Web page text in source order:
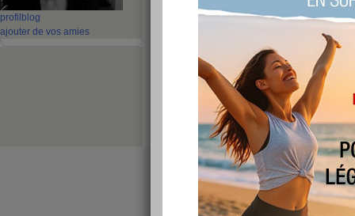
profil blog
ajouter de vos amies
Des news en
Kikou les cop's,
J'espère que vous allez bien et que vous avez
Moi ça va WE tranquille, hier matin nous
l'aprèm on est allé chercher les lunettes de
bleues parce que la monture qu'on a choisi
ses lunettes assez vite, l'opticienne nous a
choisi par rapport à la forme des verres du